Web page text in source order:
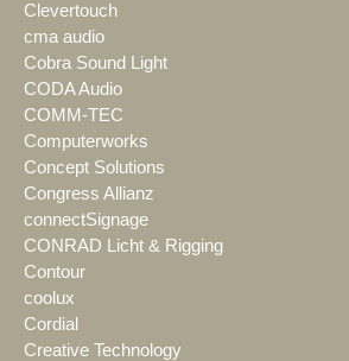
Clevertouch
cma audio
Cobra Sound Light
CODA Audio
COMM-TEC
Computerworks
Concept Solutions
Congress Allianz
connectSignage
CONRAD Licht & Rigging
Contour
coolux
Cordial
Creative Technology